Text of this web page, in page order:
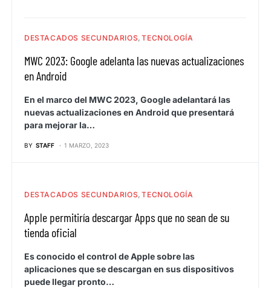
DESTACADOS SECUNDARIOS TECNOLOGÍA
MWC 2023: Google adelanta las nuevas actualizaciones
en Android
En el marco del MWC 2023, Google adelantará las
nuevas actualizaciones en Android que presentará
para mejorar la…
BY STAFF 1 MARZO, 2023
DESTACADOS SECUNDARIOS TECNOLOGÍA
Apple permitiría descargar Apps que no sean de su
tienda oficial
Es conocido el control de Apple sobre las
aplicaciones que se descargan en sus dispositivos
puede llegar pronto…